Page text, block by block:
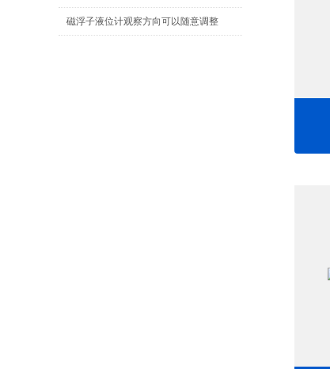
磁浮子液位计观察方向可以随意调整